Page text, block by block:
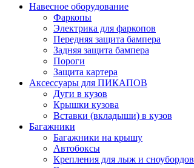
Навесное оборудование
Фаркопы
Электрика для фаркопов
Передняя защита бампера
Задняя защита бампера
Пороги
Защита картера
Аксессуары для ПИКАПОВ
Дуги в кузов
Крышки кузова
Вставки (вкладыши) в кузов
Багажники
Багажники на крышу
Автобоксы
Крепления для лыж и сноубордов